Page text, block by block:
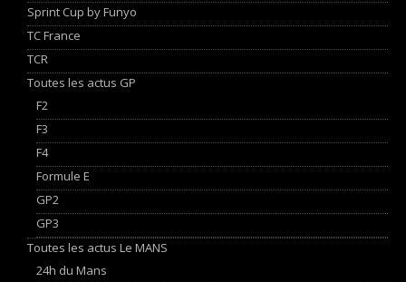
Sprint Cup by Funyo
TC France
TCR
Toutes les actus GP
F2
F3
F4
Formule E
GP2
GP3
Toutes les actus Le MANS
24h du Mans